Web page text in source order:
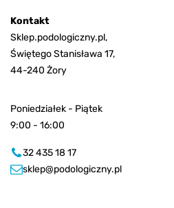
Kontakt
Sklep.podologiczny.pl,
Świętego Stanisława 17,
44-240 Żory
Poniedziałek - Piątek
9:00 - 16:00
32 435 18 17
sklep@podologiczny.pl